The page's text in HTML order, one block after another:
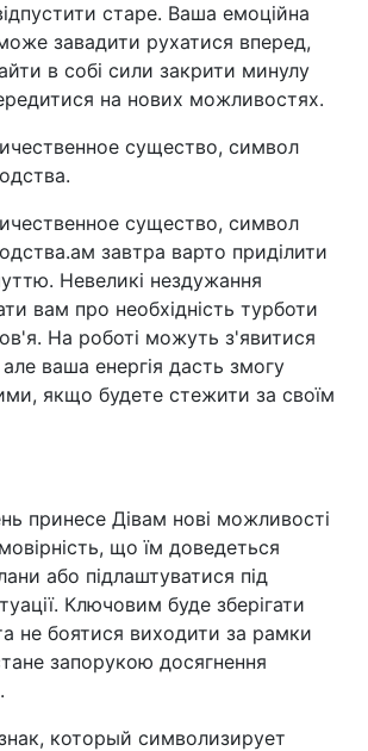
старе. Ваша емоційна
завадити рухатися вперед,
в собі сили закрити минулу
на нових можливостях.
существо, символ
существо, символ
завтра варто приділити
Невеликі нездужання
вам про необхідність турботи
На роботі можуть з'явитися
але ваша енергія дасть змогу
якщо будете стежити за своїм
принесе Дівам нові можливості
що їм доведеться
або підлаштуватися під
Ключовим буде зберігати
не боятися виходити за рамки
запорукою досягнення
который символизирует